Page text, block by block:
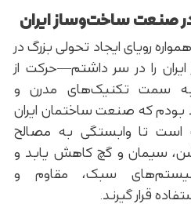
رویای ایجاد تحولی بزرگ در
را در سر داشتم—حرکت از
سمت تکنیک‌های مدرن و
که صنعت ساختمان ایران
است تا وابستگی به مصالح
سیمان و گچ کاهش یابد و
سبک، مقاوم و
قرار گیرند.